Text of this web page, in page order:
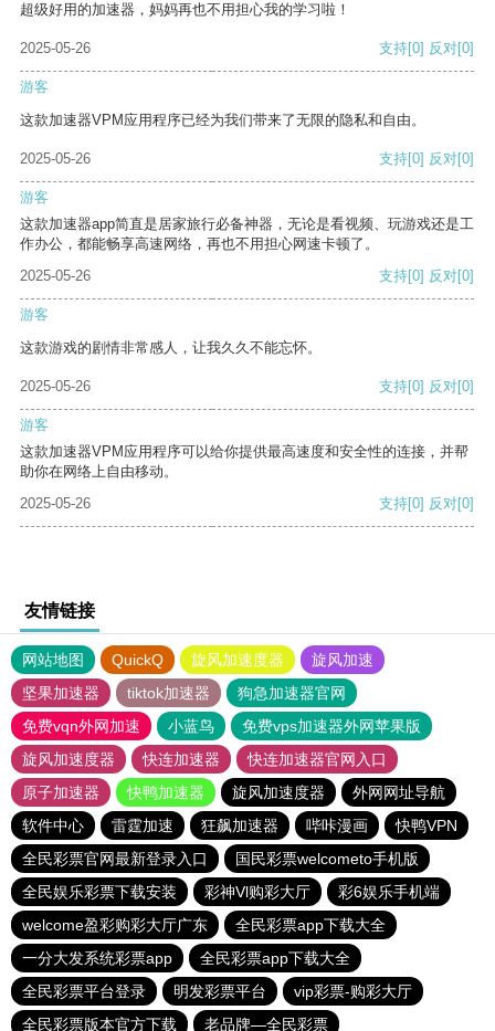
超级好用的加速器，妈妈再也不用担心我的学习啦！
2025-05-26 支持[0] 反对[0]
游客
这款加速器VPM应用程序已经为我们带来了无限的隐私和自由。
2025-05-26 支持[0] 反对[0]
游客
这款加速器app简直是居家旅行必备神器，无论是看视频、玩游戏还是工
作办公，都能畅享高速网络，再也不用担心网速卡顿了。
2025-05-26
支持[0] 反对[0]
游客
这款游戏的剧情非常感人，让我久久不能忘怀。
2025-05-26 支持[0] 反对[0]
游客
这款加速器VPM应用程序可以给你提供最高速度和安全性的连接，并帮
助你在网络上自由移动。
2025-05-26
支持[0] 反对[0]
友情链接
网站地图 QuickQ 旋风加速度器
旋风加速
坚果加速器
tiktok加速器
狗急加速器官网
免费vqn外网加速
小蓝鸟
免费vps加速器外网苹果版
旋风加速度器
快连加速器
快连加速器官网入口
原子加速器
快鸭加速器 旋风加速度器
外网网址导航
软件中心
雷霆加速 狂飙加速器 哔咔漫画
快鸭VPN
全民彩票官网最新登录入口
国民彩票welcometo手机版
全民娱乐彩票下载安装
彩神Vl购彩大厅
彩6娱乐手机端
welcome盈彩购彩大厅广东
全民彩票app下载大全
一分大发系统彩票app
全民彩票app下载大全
全民彩票平台登录
明发彩票平台
vip彩票-购彩大厅
全民彩票版本官方下载
老品牌—全民彩票